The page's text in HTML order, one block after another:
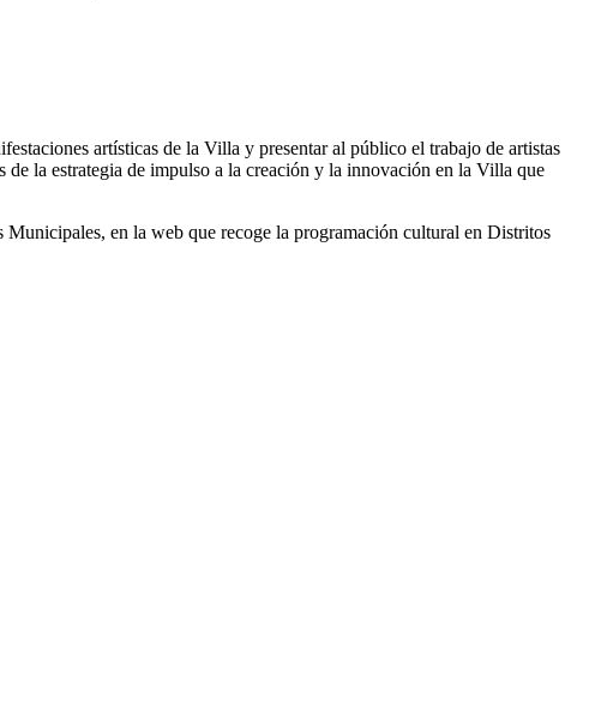
artísticas de la Villa y presentar al público el trabajo de artistas
de la estrategia de impulso a la creación y la innovación en la Villa que
Municipales, en la web que recoge la programación cultural en Distritos